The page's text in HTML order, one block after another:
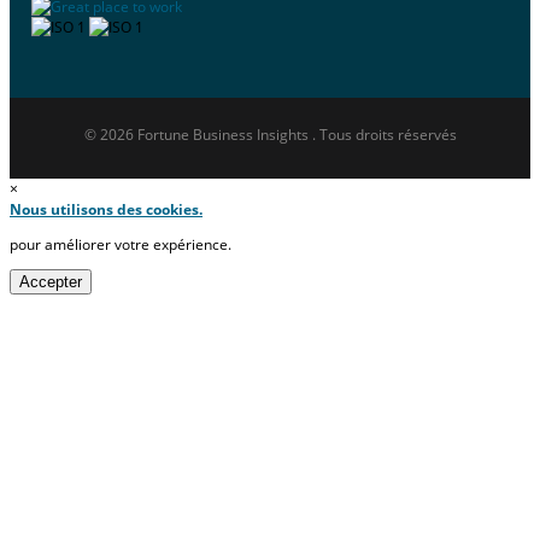
© 2026 Fortune Business Insights . Tous droits réservés
×
Nous utilisons des cookies.
pour améliorer votre expérience.
Accepter